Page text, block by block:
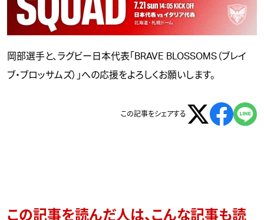
岡部選手と、ラグビー日本代表「BRAVE BLOSSOMS（ブレイ
ブ・ブロッサムズ）」への応援をよろしくお願いします。
この記事をシェアする
この記事を読んだ人は、こんな記事も読